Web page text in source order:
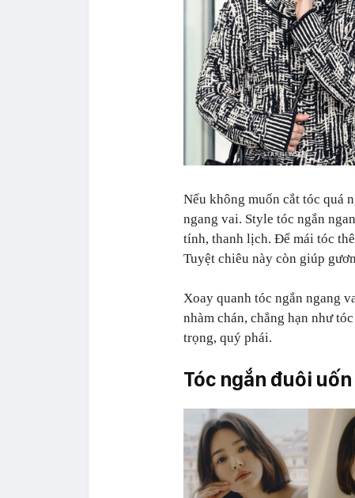
Nếu không muốn cắt tóc quá
ngang vai. Style tóc ngắn
tính, thanh lịch. Để mái tóc
Tuyệt chiêu này còn giúp
Xoay quanh tóc ngắn ngang
nhàm chán, chẳng hạn như
trọng, quý phái.
Tóc ngắn đuôi